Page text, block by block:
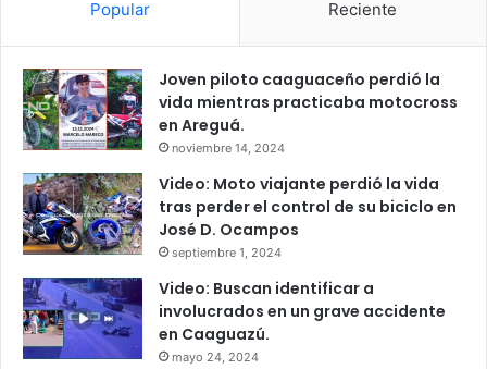
Popular Reciente
Joven piloto caaguaceño perdió la
vida mientras practicaba motocross
en Areguá.
noviembre 14, 2024
Video: Moto viajante perdió la vida
tras perder el control de su biciclo en
José D. Ocampos
septiembre 1, 2024
Video: Buscan identificar a
involucrados en un grave accidente
en Caaguazú.
mayo 24, 2024